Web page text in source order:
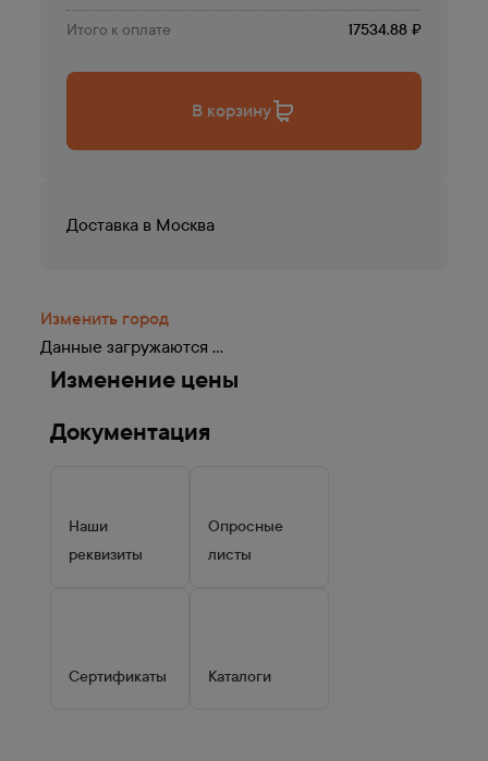
Итого к оплате 17534.88 ₽
В корзину
Доставка в Москва
Изменить город
Данные загружаются ...
Изменение цены
Документация
Наши
реквизиты
Опросные
листы
Сертификаты Каталоги